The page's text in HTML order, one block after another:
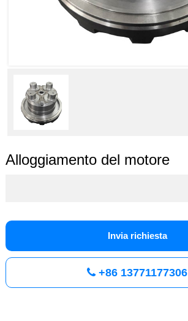
Alloggiamento del motore
Invia richiesta
+86 13771177306